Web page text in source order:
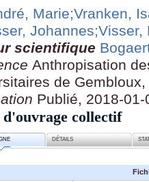
Marie;Vranken,
Johannes;Visser,
scientifique
Anthropisation
de
Publié, 2018-01-
collectif
DÉTAILS